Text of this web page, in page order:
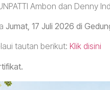
Ambon dan Denny
Jumat, 17 Juli 2026 di
tautan berikut: Klik disini